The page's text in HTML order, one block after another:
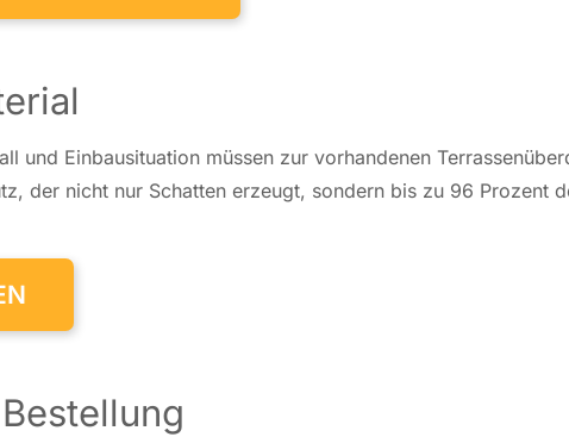
und Ein­bau­si­tua­ti­on müssen zur vor­han­de­nen
der nicht nur Schat­ten erzeugt, sondern bis zu 96 Prozent